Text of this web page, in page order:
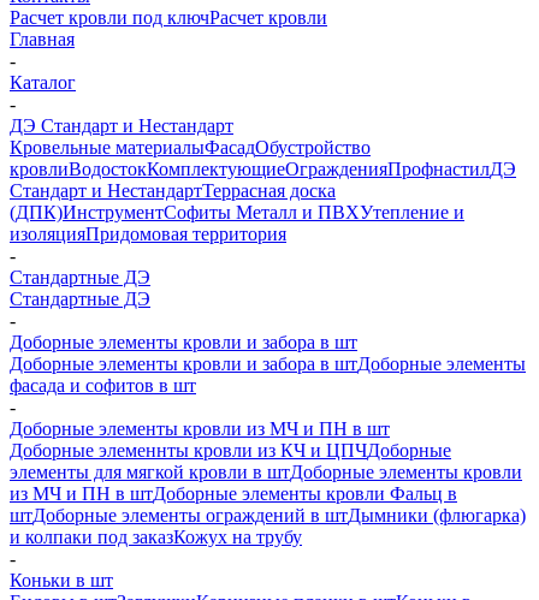
Расчет кровли под ключРасчет кровли
Главная
-
Каталог
-
ДЭ Стандарт и Нестандарт
Кровельные материалыФасадОбустройство
кровлиВодостокКомплектующиеОгражденияПрофнастилДЭ
Стандарт и НестандартТеррасная доска
(ДПК)ИнструментСофиты Металл и ПВХУтепление и
изоляцияПридомовая территория
-
Стандартные ДЭ
Стандартные ДЭ
-
Доборные элементы кровли и забора в шт
Доборные элементы кровли и забора в штДоборные элементы
фасада и софитов в шт
-
Доборные элементы кровли из МЧ и ПН в шт
Доборные элеменнты кровли из КЧ и ЦПЧДоборные
элементы для мягкой кровли в штДоборные элементы кровли
из МЧ и ПН в штДоборные элементы кровли Фальц в
штДоборные элементы ограждений в штДымники (флюгарка)
и колпаки под заказКожух на трубу
-
Коньки в шт